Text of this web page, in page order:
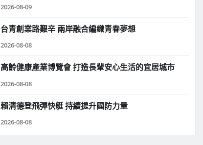
2026-08-09
台青創業路艱辛 兩岸融合編織青春夢想
2026-08-08
高齡健康產業博覽會 打造長輩安心生活的宜居城市
2026-08-08
賴清德登飛彈快艇 持續提升國防力量
2026-08-08